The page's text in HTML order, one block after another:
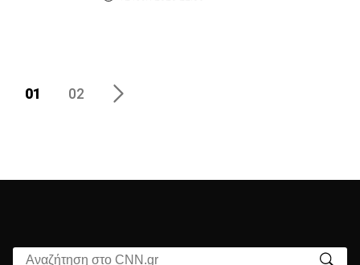
01 02
Αναζήτηση στο CNN.gr